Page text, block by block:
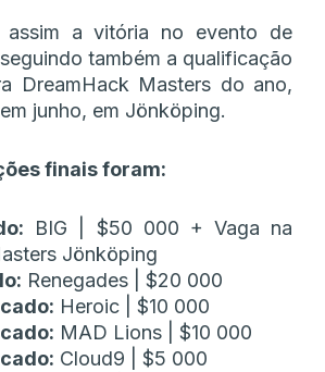
assim a vitória no evento de
também a qualificação
DreamHack Masters do ano,
junho, em Jönköping.
finais foram:
BIG | $50 000 + Vaga na
Jönköping
Renegades | $20 000
Heroic | $10 000
MAD Lions | $10 000
Cloud9 | $5 000